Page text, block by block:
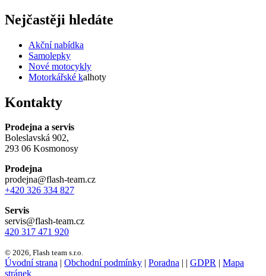
Nejčastěji hledáte
Akční nabídka
Samolepky
Nové motocykly
Motorkářské kalhoty
Kontakty
Prodejna a servis
Boleslavská 902,
293 06 Kosmonosy
Prodejna
prodejna@flash-team.cz
+420 326 334 827
Servis
servis@flash-team.cz
420 317 471 920
© 2026, Flash team s.r.o.
Úvodní strana | Obchodní podmínky | Poradna | | GDPR | Mapa
stránek